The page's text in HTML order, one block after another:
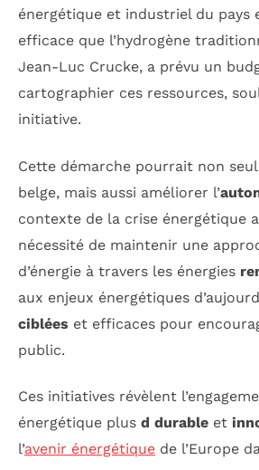
énergétique et industriel du
efficace que l’hydrogène
Jean-Luc Crucke, a prévu un
cartographier ces ressources,
initiative.
Cette démarche pourrait non
belge, mais aussi améliorer l’
contexte de la crise énergétique
nécessité de maintenir une
d’énergie à travers les énergies
aux enjeux énergétiques
ciblées et efficaces pour
public.
Ces initiatives révèlent
énergétique plus d durable et
l’avenir énergétique de l’Europe